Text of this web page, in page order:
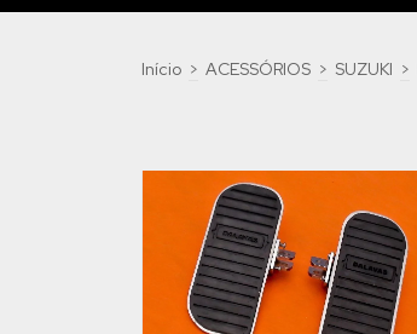
Início > ACESSÓRIOS > SUZUKI >